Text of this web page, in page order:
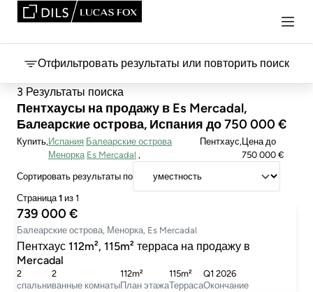
Отфильтровать результаты или повторить поиск
3 Результаты поиска
Пентхаусы на продажу в Es Mercadal,
Балеарские острова, Испания до 750 000 €
Купить Испания Балеарские острова
Менорка Es Mercadal
Пентхаус Ценадо
750 000 €
Сортировать результаты по
Страница1 из 1
739 000 €
Балеарские острова, Менорка, Es Mercadal
Пентхаус 112m², 115m² террасa на продажу в
Mercadal
cпальни
2
ванные комнаты
2
План этажа
112m²
Терраса
115m²
Окончание
Q1 2026